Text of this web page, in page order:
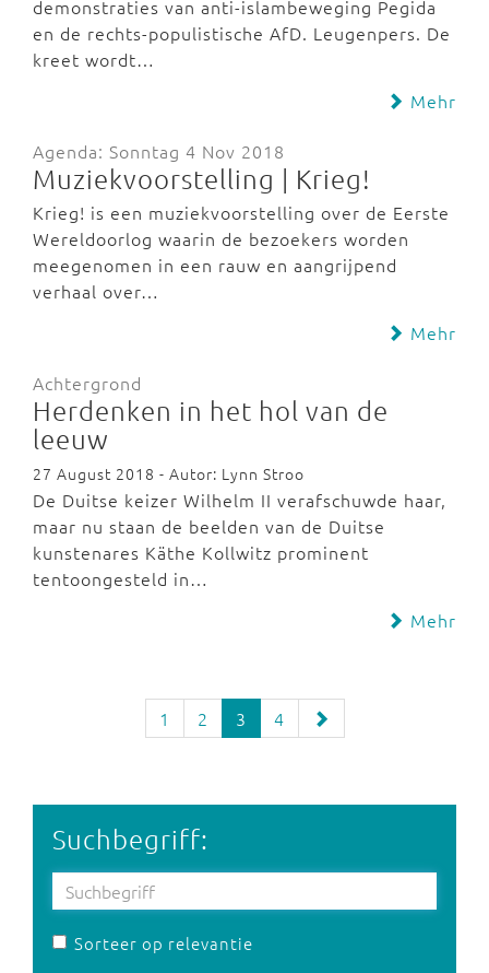
demonstraties van anti-islambeweging Pegida
en de rechts-populistische AfD. Leugenpers. De
kreet wordt…
Mehr
Agenda: Sonntag 4 Nov 2018
Muziekvoorstelling | Krieg!
Krieg! is een muziekvoorstelling over de Eerste
Wereldoorlog waarin de bezoekers worden
meegenomen in een rauw en aangrijpend
verhaal over…
Mehr
Achtergrond
Herdenken in het hol van de
leeuw
27 August 2018 - Autor: Lynn Stroo
De Duitse keizer Wilhelm II verafschuwde haar,
maar nu staan de beelden van de Duitse
kunstenares Käthe Kollwitz prominent
tentoongesteld in…
Mehr
1 2 3 4
Suchbegriff:
Sorteer op relevantie